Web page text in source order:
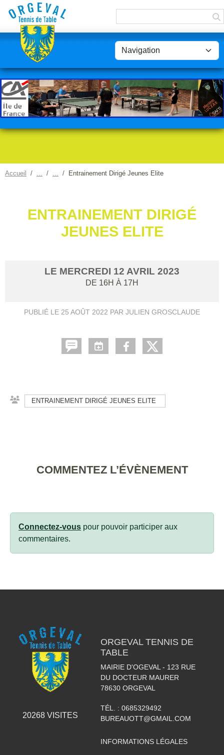
Accueil Entrainement Dirigé Jeunes Elite
ENTRAINEMENT DIRIGÉ
JEUNES ELITE
LE MERCREDI 12 AVRIL 2023
DE 16H À 17H
PUBLIÉ LE 25 AOÛT 2022 PAR JULIEN GROSCLAUDE
ENTRAINEMENT DIRIGÉ JEUNES ELITE
COMMENTEZ L’ÉVÈNEMENT
Connectez-vous pour pouvoir participer aux
commentaires.
20268VISITES
ORGEVAL TENNIS DE
TABLE
MAIRIE D'OGEVAL - 123 RUE
DU DOCTEUR MAURER
78630 ORGEVAL
TÉL. : 0685329492
BUREAUOTT@GMAIL.COM
INFORMATIONS LÉGALES
Panneau de gestion des cookies